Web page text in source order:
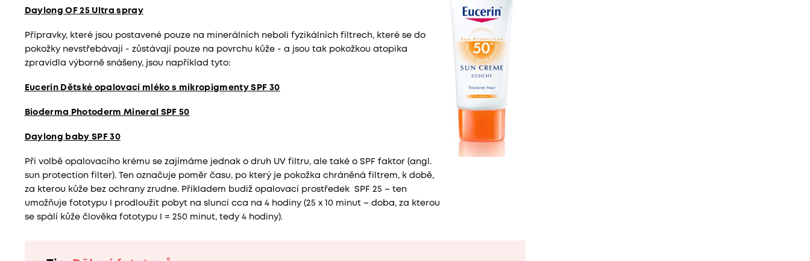
Daylong OF 25 Ultra spray
Přípravky, které jsou postavené pouze na minerálních neboli fyzikálních filtrech, které se do
pokožky nevstřebávají - zůstávají pouze na povrchu kůže - a jsou tak pokožkou atopika
zpravidla výborně snášeny, jsou například tyto:
Eucerin Dětské opalovací mléko s mikropigmenty SPF 30
Bioderma Photoderm Mineral SPF 50
Daylong baby SPF 30
Při volbě opalovacího krému se zajímáme jednak o druh UV filtru, ale také o SPF faktor (angl.
sun protection filter). Ten označuje poměr času, po který je pokožka chráněná filtrem, k době,
za kterou kůže bez ochrany zrudne. Příkladem budiž opalovací prostředek SPF 25 – ten
umožňuje fototypu I prodloužit pobyt na slunci cca na 4 hodiny (25 x 10 minut – doba, za kterou
se spálí kůže člověka fototypu I = 250 minut, tedy 4 hodiny).